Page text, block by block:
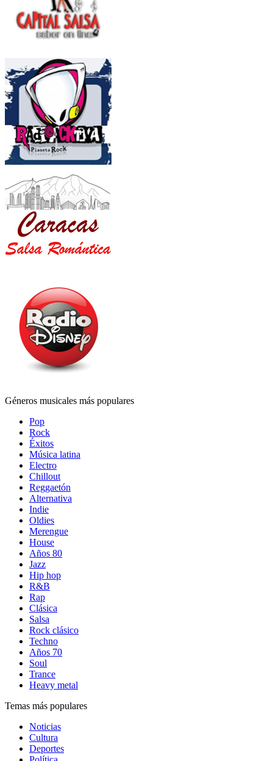
Géneros musicales más populares
Pop
Rock
Éxitos
Música latina
Electro
Chillout
Reggaetón
Alternativa
Indie
Oldies
Merengue
House
Años 80
Jazz
Hip hop
R&B
Rap
Clásica
Salsa
Rock clásico
Techno
Años 70
Soul
Trance
Heavy metal
Temas más populares
Noticias
Cultura
Deportes